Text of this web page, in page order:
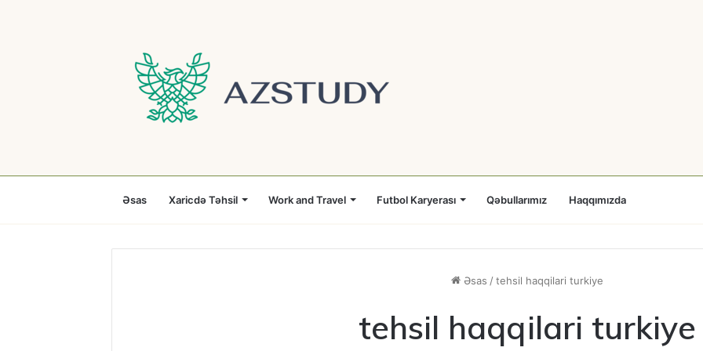
Əsas Xaricdə Təhsil Work and Travel Futbol Karyerası Qəbullarımız Haqqımızda
Əsas /tehsil haqqilari turkiye
tehsil haqqilari turkiye